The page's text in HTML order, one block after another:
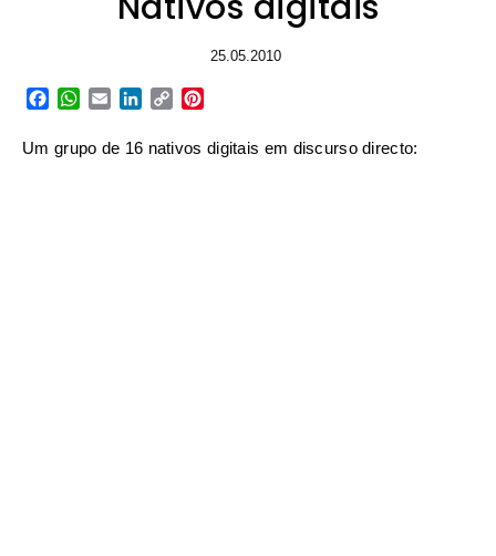
25.05.2010
Facebook
WhatsApp
EmailLinkedIn
Copy
Um grupo de 16 nativos digitais em discurso directo: